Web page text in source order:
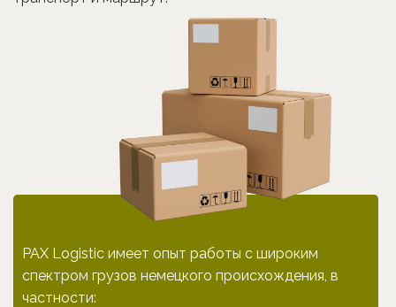
PAX Logistic имеет опыт работы с широким
спектром грузов немецкого происхождения, в
частности: